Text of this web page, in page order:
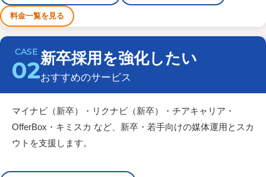
料金一覧を見る
02新卒採用を強化したい
おすすめのサービス
マイナビ（新卒）・リクナビ（新卒）・チアキャリア・
OfferBox・キミスカ など、新卒・若手向けの媒体運用とスカ
ウトを支援します。